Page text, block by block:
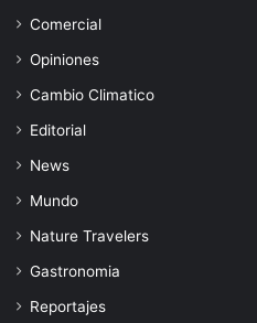
Comercial
Opiniones
Cambio Climatico
Editorial
News
Mundo
Nature Travelers
Gastronomia
Reportajes